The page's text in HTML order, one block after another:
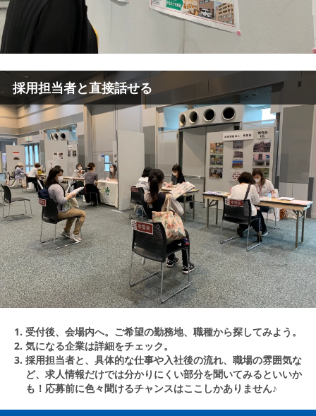
採用担当者と直接話せる
受付後、会場内へ。ご希望の勤務地、職種から探してみよう。
気になる企業は詳細をチェック。
採用担当者と、具体的な仕事や入社後の流れ、職場の雰囲気な
ど、求人情報だけでは分かりにくい部分を聞いてみるといいか
も！応募前に色々聞けるチャンスはここしかありません♪